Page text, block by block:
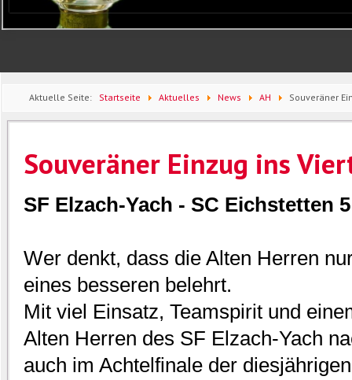
Aktuelle Seite: Startseite Aktuelles News AH Souveräner
Souveräner Einzug ins
SF Elzach-Yach - SC Eichstetten
Wer denkt, dass die Alten Herren
eines besseren belehrt.
Mit viel Einsatz, Teamspirit und
Alten Herren des SF Elzach-Yach
auch im Achtelfinale der